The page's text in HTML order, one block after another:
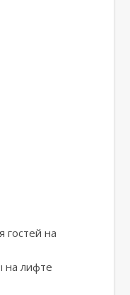
гостей на
на лифте